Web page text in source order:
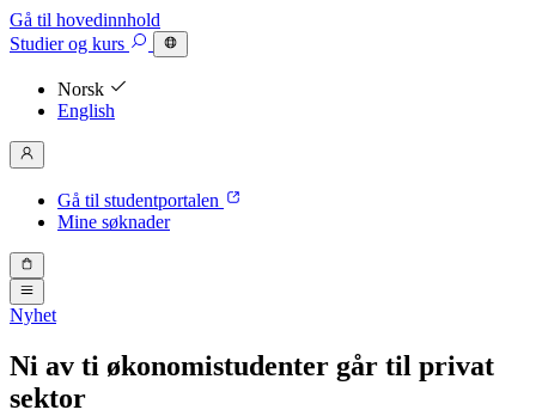
Gå til hovedinnhold
Studierog kurs
Norsk
English
Gå til studentportalen
Mine søknader
Nyhet
Ni av ti økonomistudenter går til privat
sektor